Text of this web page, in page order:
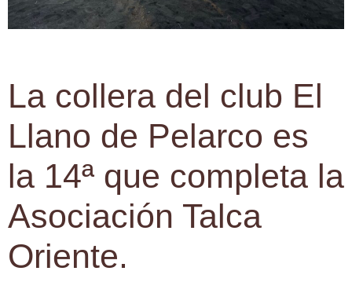
La collera del club El
Llano de Pelarco es
la 14ª que completa la
Asociación Talca
Oriente.